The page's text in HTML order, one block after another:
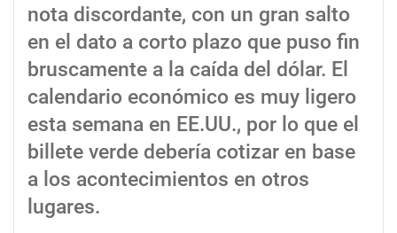
nota discordante, con un gran salto
en el dato a corto plazo que puso fin
bruscamente a la caída del dólar. El
calendario económico es muy ligero
esta semana en EE.UU., por lo que el
billete verde debería cotizar en base
a los acontecimientos en otros
lugares.